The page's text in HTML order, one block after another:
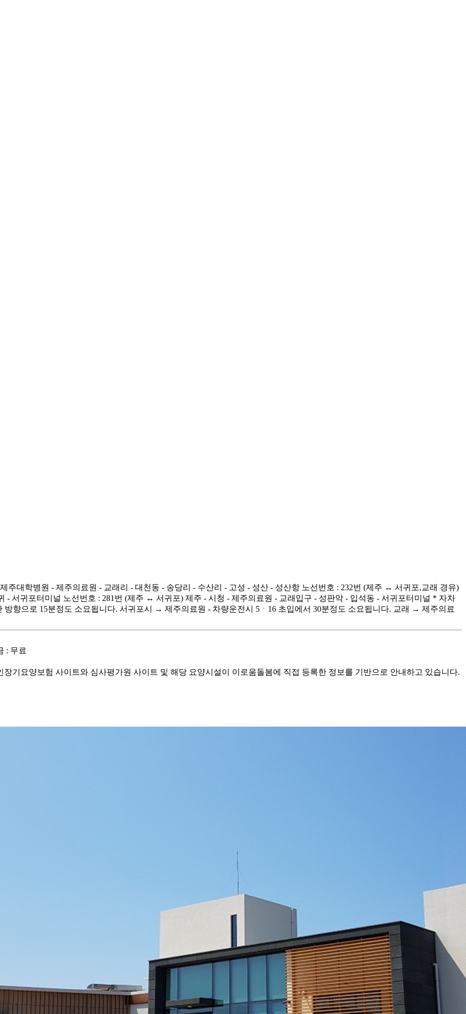
주대학병원 - 제주의료원 - 교래리 - 대천동 - 송당리 - 수산리 - 고성 - 성산 - 성산항 노선번호 : 232번 (제주 ↔ 서귀포,교래 경유)
- 서귀포터미널 노선번호 : 281번 (제주 ↔ 서귀포) 제주 - 시청 - 제주의료원 - 교래입구 - 성판악 - 입석동 - 서귀포터미널 * 자차
향으로 15분정도 소요됩니다. 서귀포시 → 제주의료원 - 차량운전시 5ㆍ16 초입에서 30분정도 소요됩니다. 교래 → 제주의료
: 무료
기요양보험 사이트와 심사평가원 사이트 및 해당 요양시설이 이로움돌봄에 직접 등록한 정보를 기반으로 안내하고 있습니다.